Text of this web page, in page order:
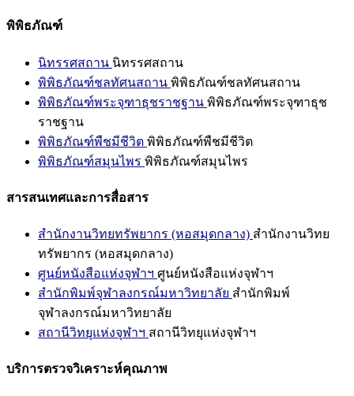
พิพิธภัณฑ์
นิทรรศสถาน นิทรรศสถาน
พิพิธภัณฑ์ชลทัศนสถาน พิพิธภัณฑ์ชลทัศนสถาน
พิพิธภัณฑ์พระจุฑาธุชราชฐาน พิพิธภัณฑ์พระจุฑาธุช
ราชฐาน
พิพิธภัณฑ์พืชมีชีวิต พิพิธภัณฑ์พืชมีชีวิต
พิพิธภัณฑ์สมุนไพร พิพิธภัณฑ์สมุนไพร
สารสนเทศและการสื่อสาร
สำนักงานวิทยทรัพยากร (หอสมุดกลาง) สำนักงานวิทย
ทรัพยากร (หอสมุดกลาง)
ศูนย์หนังสือแห่งจุฬาฯ ศูนย์หนังสือแห่งจุฬาฯ
สำนักพิมพ์จุฬาลงกรณ์มหาวิทยาลัย สำนักพิมพ์
จุฬาลงกรณ์มหาวิทยาลัย
สถานีวิทยุแห่งจุฬาฯ สถานีวิทยุแห่งจุฬาฯ
บริการตรวจวิเคราะห์คุณภาพ